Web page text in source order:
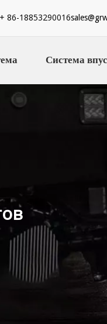
86-18853290016
Система